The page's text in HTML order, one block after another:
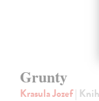
Grunty
Krasula Jozef|